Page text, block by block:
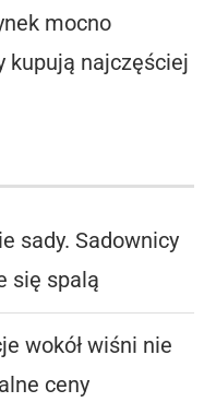
mocno
kupują najczęściej
sady. Sadownicy
się spalą
wokół wiśni nie
ceny